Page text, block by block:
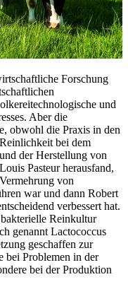
Forschung
und
Aber die
obwohl die Praxis in den
bei dem
der Herstellung von
Pasteur herausfand,
von
war und dann Robert
verbessert hat.
Reinkultur
genannt Lactococcus
geschaffen zur
bei Problemen in der
bei der Produktion